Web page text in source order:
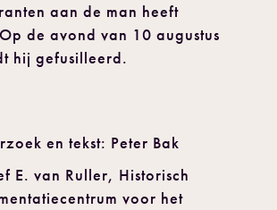
aan de man heeft
de avond van 10 augustus
hij gefusilleerd.
en tekst: Peter Bak
E. van Ruller, Historisch
voor het